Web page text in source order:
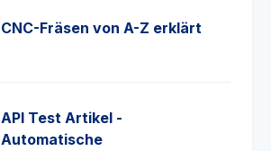
CNC-Fräsen von A-Z erklärt
API Test Artikel -
Automatische